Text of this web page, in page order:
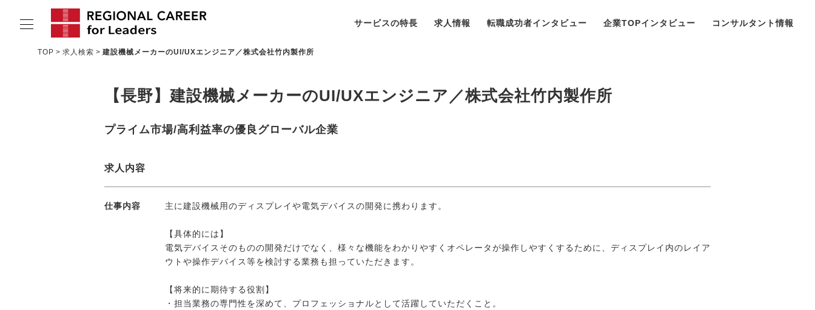
サービスの特長 求人情報 転職成功者インタビュー 企業TOPインタビュー コンサルタント情報
コンサルタント情報
TOP 求人検索 建設機械メーカーのUI/UXエンジニア／株式会社竹内製作所
【長野】建設機械メーカーのUI/UXエンジニア／株式会社竹内製作所
プライム市場/高利益率の優良グローバル企業
求人内容
仕事内容 主に建設機械用のディスプレイや電気デバイスの開発に携わります。
【具体的には】
電気デバイスそのものの開発だけでなく、様々な機能をわかりやすくオペレータが操作しやすくするために、ディスプレイ内のレイア
ウトや操作デバイス等を検討する業務も担っていただきます。
【将来的に期待する役割】
・担当業務の専門性を深めて、プロフェッショナルとして活躍していただくこと。